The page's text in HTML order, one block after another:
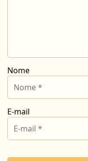
Nome
E-mail